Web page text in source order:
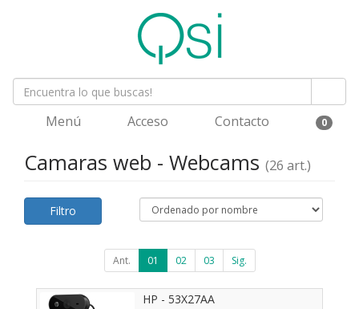
Menú Acceso Contacto 0
Camaras web - Webcams (26 art.)
Filtro
Ant. 01 02 03 Sig.
HP - 53X27AA